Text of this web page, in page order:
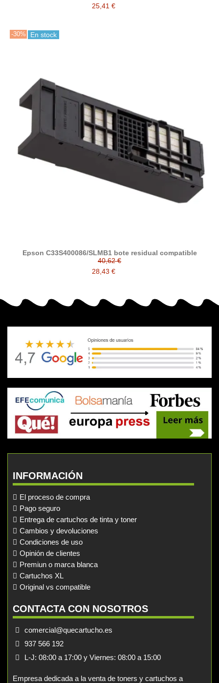
25,41 €
-30% En stock
Epson C33S400086/SLMB1 bote residual compatible
40,62 €
28,43 €
INFORMACIÓN
El proceso de compra
Pago seguro
Entrega de cartuchos de tinta y toner
Cambios y devoluciones
Condiciones de uso
Opinión de clientes
Premiun o marca blanca
Cartuchos XL
Original vs compatible
CONTACTA CON NOSOTROS
comercial@quecartucho.es
937 566 192
L-J: 08:00 a 17:00 y Viernes: 08:00 a 15:00
Empresa dedicada a la venta de toners y cartuchos a